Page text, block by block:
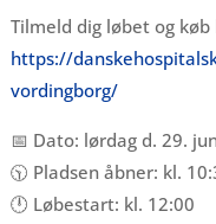
Tilmeld dig løbet og
https://
vordingborg/
📅 Dato: lørdag d. 29.
🕥 Pladsen åbner: kl.
🕛 Løbestart: kl. 12:00